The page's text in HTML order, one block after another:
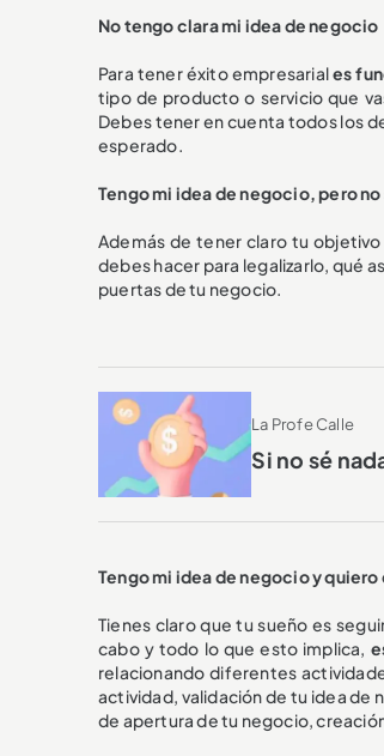
No tengo clara mi idea de negocio
Para tener éxito empresariales
tipo de producto o servicio que
Debes tener en cuenta todos los
esperado.
Tengo mi idea de negocio, pero
Además de tener claro tu
debes hacer para legalizarlo, qué
puertas de tu negocio.
La Profe Calle
Si no sé
Tengo mi idea de negocio y
Tienes claro que tu sueño es
cabo y todo lo que esto implica,
relacionando diferentes
actividad, validación de tu idea de
de apertura de tu negocio,